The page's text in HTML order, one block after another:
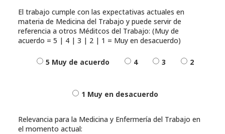
El trabajo cumple con las expectativas actuales en
materia de Medicina del Trabajo y puede servir de
referencia a otros Méditcos del Trabajo: (Muy de
acuerdo = 5 | 4 | 3 | 2 | 1 = Muy en desacuerdo)
5 Muy de acuerdo 4 3 2
1 Muy en desacuerdo
Relevancia para la Medicina y Enfermería del Trabajo en
el momento actual: